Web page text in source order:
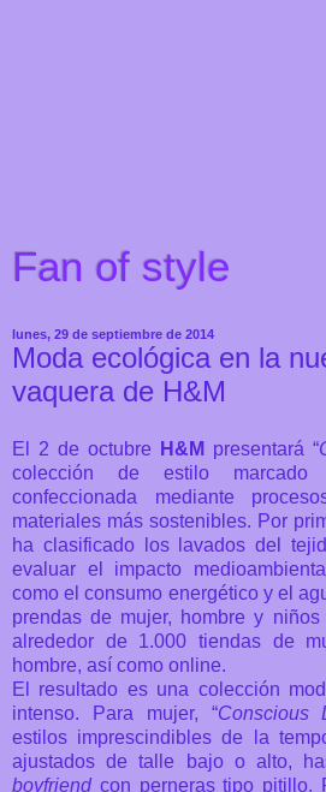
Fan of style
lunes, 29 de septiembre de 2014
Moda ecológica en la
vaquera de H&M
El 2 de octubre H&M presentará “
colección de estilo marcado
confeccionada mediante
materiales más sostenibles. Por
ha clasificado los lavados del
evaluar el impacto
como el consumo energético y el
prendas de mujer, hombre y
alrededor de 1.000 tiendas de
hombre, así como online.
El resultado es una colección
intenso. Para mujer, “Conscious
estilos imprescindibles de la
ajustados de talle bajo o alto,
boyfriendcon perneras tipo pitillo.